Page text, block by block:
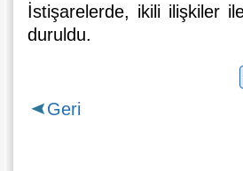
İstişarelerde, ikili ilişkiler
duruldu.
Geri